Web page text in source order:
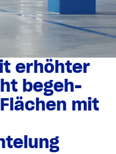
erhöhter
begeh-
mit